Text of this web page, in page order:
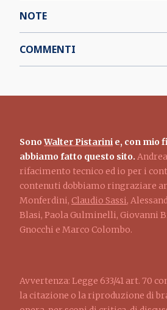
NOTE
COMMENTI
SonoWalter Pistarini e, con mio
abbiamo fatto questo sito.
rifacimento tecnico ed io per i
contenuti dobbiamo ringraziare
Monferdini, Claudio Sassi,
Blasi, Paola Gulminelli, Giovanni
Gnocchi e Marco Colombo.
Avvertenza: Legge 633/41 art. 70
la citazione o la riproduzione di